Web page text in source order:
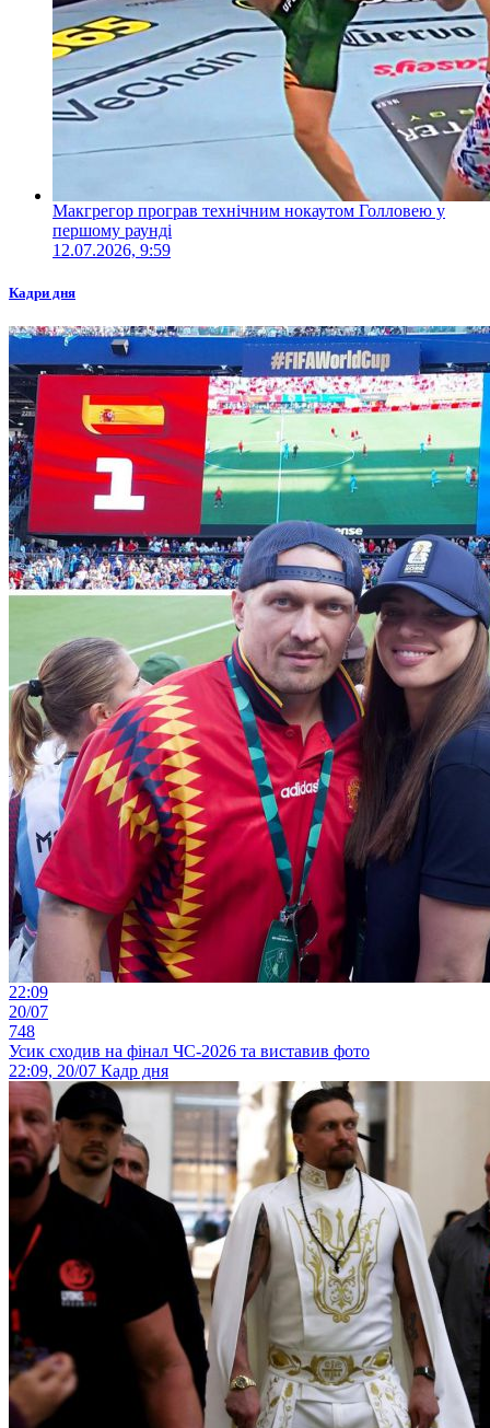
Макгрегор програв технічним нокаутом Голловею у
першому раунді
12.07.2026, 9:59
Кадри дня
22:09
20/07
748
Усик сходив на фінал ЧС-2026 та виставив фото
22:09, 20/07 Кадр дня